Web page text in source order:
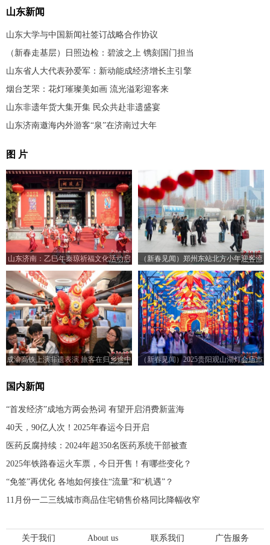
山东新闻
山东大学与中国新闻社签订战略合作协议
（新春走基层）日照边检：碧波之上 镌刻国门担当
山东省人大代表孙爱军：新动能成经济增长主引擎
烟台芝罘：花灯璀璨美如画 流光溢彩迎客来
山东非遗年货大集开集 民众共赴非遗盛宴
山东济南邀海内外游客“泉”在济南过大年
图 片
山东济南：乙巳年秦琼祈福文化活动启
幕
（新春见闻）郑州东站北方小年迎客流
高峰 预计发送旅客18万人次
成渝高铁上演非遗表演 旅客在归乡途中
（新春见闻）2025贵阳观山湖灯会庙市
国内新闻
“首发经济”成地方两会热词 有望开启消费新蓝海
40天，90亿人次！2025年春运今日开启
医药反腐持续：2024年超350名医药系统干部被查
2025年铁路春运火车票，今日开售！有哪些变化？
“免签”再优化 各地如何接住“流量”和“机遇”？
11月份一二三线城市商品住宅销售价格同比降幅收窄
关于我们 About us 联系我们 广告服务